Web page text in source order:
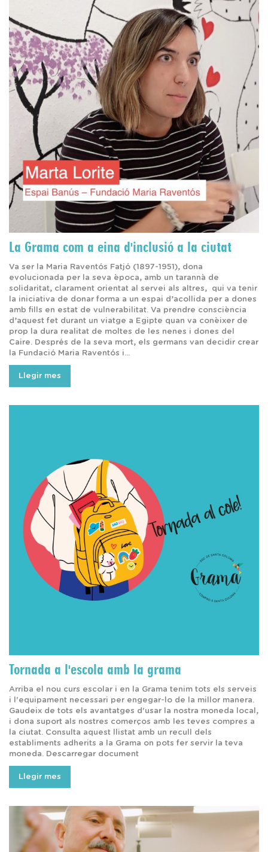
La Grama com a eina d'inclusió a la ciutat
Va ser la Maria Raventós Fatjó (1897-1951), dona
evolucionada per la seva època, amb un tarannà de
solidaritat, clarament orientat al servei als altres, qui va tenir
la iniciativa de donar forma a un espai d’acollida per a dones
amb fills en estat de vulnerabilitat. Va prendre consciència
d’aquest fet durant un viatge a Egipte quan va conèixer de
prop la dura realitat de moltes de les nenes i dones del
Caire. Després de la seva mort, els germans van decidir crear
la Fundació Maria Raventós i...
Llegir mes
Tornada a l'escola amb la grama
Arriba el nou curs escolar i en la Grama tenim tots els serveis
i l'equipament necessari per engegar-lo de la millor manera.
Gaudeix de tots els avantatges d'usar la nostra moneda local,
i dona suport als nostres comerços amb les teves compres a
la ciutat. Consulta aquest llistat amb un recull dels
establiments adherits a la Grama on pots fer servir la teva
moneda. Descarregar document
Llegir mes